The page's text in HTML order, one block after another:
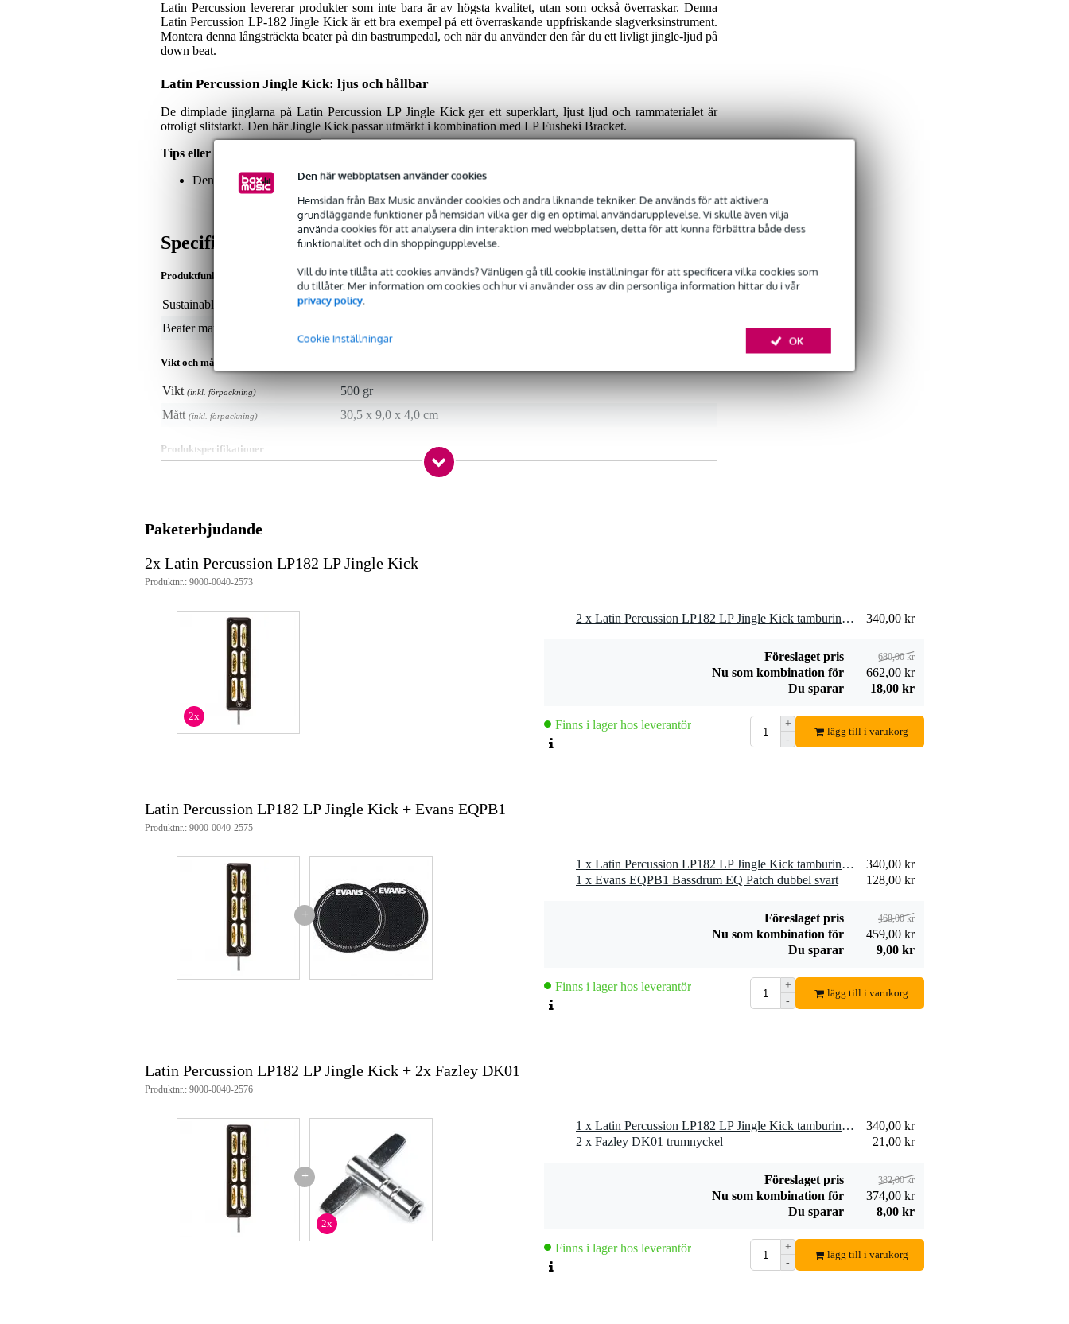
Den här webbplatsen använder cookies
Hemsidan från Bax Music använder cookies och andra liknande tekniker. De används för att aktivera
grundläggande funktioner på hemsidan vilka ger dig en optimal användarupplevelse. Vi skulle även vilja
använda cookies för att analysera din interaktion med webbplatsen, detta för att kunna förbättra både dess
funktionalitet och din shoppingupplevelse.
Vill du inte tillåta att cookies används? Vänligen gå till cookie inställningar för att specificera vilka cookies som
du tillåter. Mer information om cookies och hur vi använder oss av din personliga information hittar du i vår
privacy policy.
OK
Cookie Inställningar
Latin Percussion levererar produkter som inte bara är av högsta kvalitet, utan som också överraskar. Denna
Latin Percussion LP-182 Jingle Kick är ett bra exempel på ett överraskande uppfriskande slagverksinstrument.
Montera denna långsträckta beater på din bastrumpedal, och när du använder den får du ett livligt jingle-ljud på
down beat.
Latin Percussion Jingle Kick: ljus och hållbar
De dimplade jinglarna på Latin Percussion LP Jingle Kick ger ett superklart, ljust ljud och rammaterialet är
otroligt slitstarkt. Den här Jingle Kick passar utmärkt i kombination med LP Fusheki Bracket.
Tips eller kommentarer om den här produkten
Den andra bilden visar några exempel på hur Jingle Kick kan användas. Dessa material ingår inte.
Specifikationer
Produktfunktioner
Sustainable product
not specified
Beater material
Vikt och mått inkluderar förpackning
Vikt (inkl. förpackning)
500 gr
Mått (inkl. förpackning) 30,5 x 9,0 x 4,0 cm
Produktspecifikationer
klart och ljust ljud
6 par mässingsjinglar med gropar
Paketerbjudande
2x Latin Percussion LP182 LP Jingle Kick
Produktnr.: 9000-0040-2573
2x
2 x Latin Percussion LP182 LP Jingle Kick tamburinklubba 340,00 kr
Föreslaget pris 680,00 kr
Nu som kombination för
662,00 kr
Du sparar
18,00 kr
Finns i lager hos leverantör
+
-
lägg till i varukorg
Latin Percussion LP182 LP Jingle Kick + Evans EQPB1
Produktnr.: 9000-0040-2575
+
1 x Latin Percussion LP182 LP Jingle Kick tamburinklubba
340,00 kr
1 x Evans EQPB1 Bassdrum EQ Patch dubbel svart
128,00 kr
Föreslaget pris 468,00 kr
Nu som kombination för
459,00 kr
Du sparar
9,00 kr
Finns i lager hos leverantör
+
-
lägg till i varukorg
Latin Percussion LP182 LP Jingle Kick + 2x Fazley DK01
Produktnr.: 9000-0040-2576
+
2x
1 x Latin Percussion LP182 LP Jingle Kick tamburinklubba
340,00 kr
2 x Fazley DK01 trumnyckel
21,00 kr
Föreslaget pris 382,00 kr
Nu som kombination för
374,00 kr
Du sparar
8,00 kr
Finns i lager hos leverantör
+
-
lägg till i varukorg